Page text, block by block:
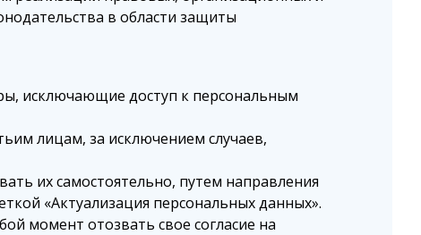
в области защиты
исключающие доступ к персональным
лицам, за исключением случаев,
их самостоятельно, путем направления
«Актуализация персональных данных».
момент отозвать свое согласие на